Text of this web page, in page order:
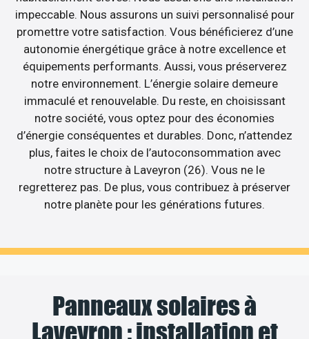
impeccable. Nous assurons un suivi personnalisé pour
promettre votre satisfaction. Vous bénéficierez d’une
autonomie énergétique grâce à notre excellence et
équipements performants. Aussi, vous préserverez
notre environnement. L’énergie solaire demeure
immaculé et renouvelable. Du reste, en choisissant
notre société, vous optez pour des économies
d’énergie conséquentes et durables. Donc, n’attendez
plus, faites le choix de l’autoconsommation avec
notre structure à Laveyron (26). Vous ne le
regretterez pas. De plus, vous contribuez à préserver
notre planète pour les générations futures.
Panneaux solaires à
Laveyron : installation et